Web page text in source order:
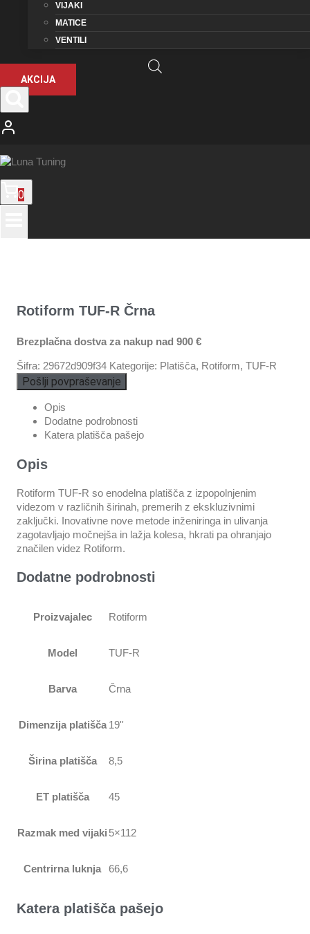
VIJAKI
MATICE
VENTILI
AKCIJA
0
Rotiform TUF-R Črna
Brezplačna dostva za nakup nad 900 €
Šifra: 29672d909f34 Kategorije: Platišča, Rotiform, TUF-R
Pošlji povpraševanje
Opis
Dodatne podrobnosti
Katera platišča pašejo
Opis
Rotiform TUF-R so enodelna platišča z izpopolnjenim
videzom v različnih širinah, premerih z ekskluzivnimi
zaključki. Inovativne nove metode inženiringa in ulivanja
zagotavljajo močnejša in lažja kolesa, hkrati pa ohranjajo
značilen videz Rotiform.
Dodatne podrobnosti
Proizvajalec Rotiform
Model TUF-R
Barva Črna
Dimenzija platišča 19''
Širina platišča 8,5
ET platišča 45
Razmak med vijaki 5×112
Centrirna luknja 66,6
Katera platišča pašejo